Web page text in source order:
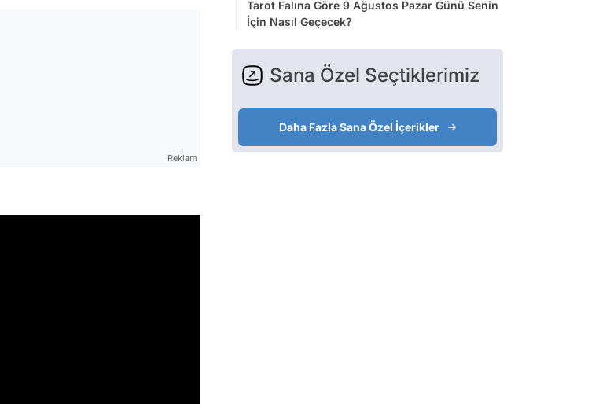
Reklam
Tarot Falına Göre 9 Ağustos Pazar Günü Senin
İçin Nasıl Geçecek?
Sana Özel Seçtiklerimiz
Daha Fazla Sana Özel İçerikler